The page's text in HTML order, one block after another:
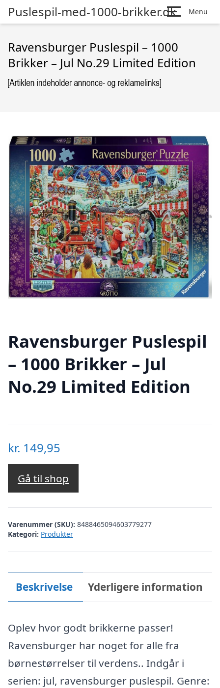
Puslespil-med-1000-brikker.dk Menu
Ravensburger Puslespil – 1000
Brikker – Jul No.29 Limited Edition
Ravensburger Puslespil
– 1000 Brikker – Jul
No.29 Limited Edition
kr. 149,95
Gå til shop
Varenummer (SKU): 8488465094603779277
Kategori: Produkter
Beskrivelse Yderligere information
Oplev hvor godt brikkerne passer!
Ravensburger har noget for alle fra
børnestørrelser til verdens.. Indgår i
serien: jul, ravensburger puslespil. Genre: